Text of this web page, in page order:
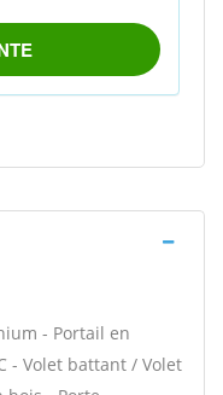
- Portail en
- Volet battant / Volet